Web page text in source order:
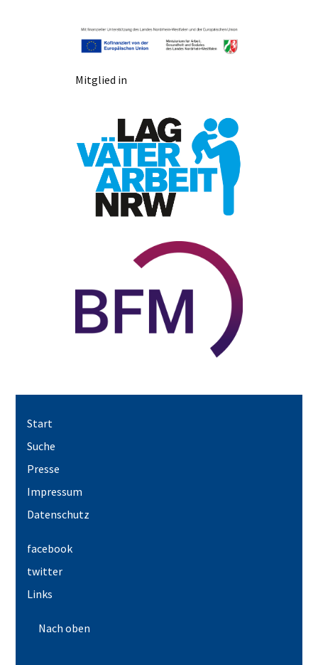
Mitglied in
Start
Suche
Presse
Impressum
Datenschutz
facebook
twitter
Links
Nach oben